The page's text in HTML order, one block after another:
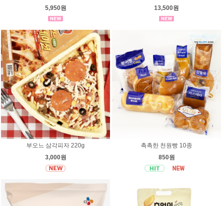
5,950원
13,500원
부오느 삼각피자 220g
3,000원
촉촉한 천원빵 10종
850원